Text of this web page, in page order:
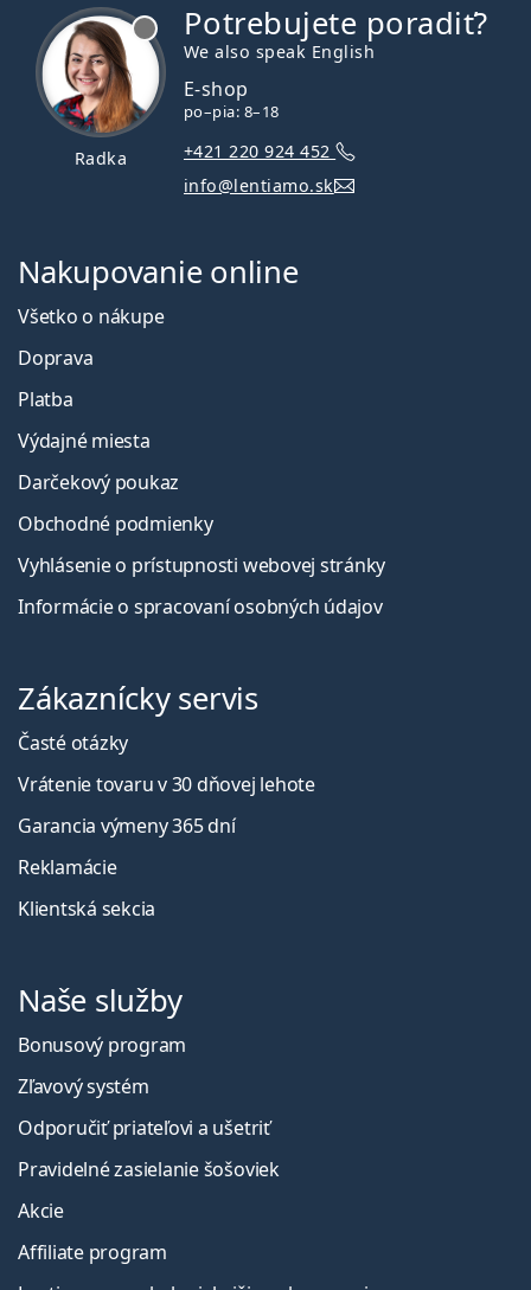
Radka
Potrebujete poradiť?
We also speak English
E-shop
po–pia: 8–18
+421 220 924 452
info@lentiamo.sk
Nakupovanie online
Všetko o nákupe
Doprava
Platba
Výdajné miesta
Darčekový poukaz
Obchodné podmienky
Vyhlásenie o prístupnosti webovej stránky
Informácie o spracovaní osobných údajov
Zákaznícky servis
Časté otázky
Vrátenie tovaru v 30 dňovej lehote
Garancia výmeny 365 dní
Reklamácie
Klientská sekcia
Naše služby
Bonusový program
Zľavový systém
Odporučiť priateľovi a ušetriť
Pravidelné zasielanie šošoviek
Akcie
Affiliate program